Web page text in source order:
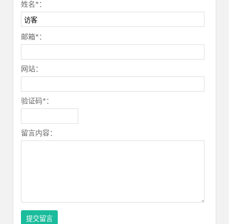
姓名*：
邮箱*：
网站：
验证码*：
留言内容：